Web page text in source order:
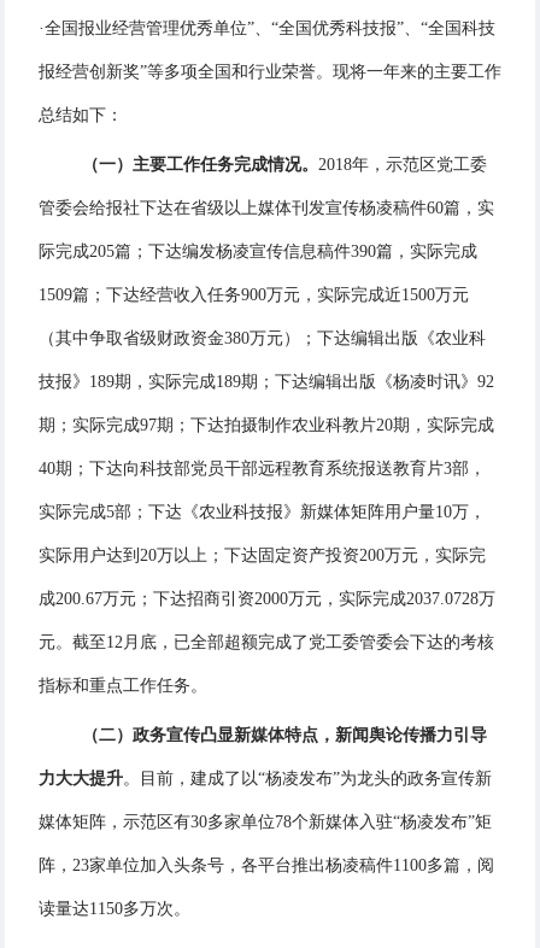
·全国报业经营管理优秀单位”、“全国优秀科技报”、“全国科技
报经营创新奖”等多项全国和行业荣誉。现将一年来的主要工作
总结如下：
（一）主要工作任务完成情况。 2018年，示范区党工委
管委会给报社下达在省级以上媒体刊发宣传杨凌稿件60篇，实
际完成205篇；下达编发杨凌宣传信息稿件390篇，实际完成
1509篇；下达经营收入任务900万元，实际完成近1500万元
（其中争取省级财政资金380万元）；下达编辑出版《农业科
技报》189期，实际完成189期；下达编辑出版《杨凌时讯》92
期；实际完成97期；下达拍摄制作农业科教片20期，实际完成
40期；下达向科技部党员干部远程教育系统报送教育片3部，
实际完成5部；下达《农业科技报》新媒体矩阵用户量10万，
实际用户达到20万以上；下达固定资产投资200万元，实际完
成200.67万元；下达招商引资2000万元，实际完成2037.0728万
元。截至12月底，已全部超额完成了党工委管委会下达的考核
指标和重点工作任务。
（二）政务宣传凸显新媒体特点，新闻舆论传播力引导
力大大提升。目前，建成了以“杨凌发布”为龙头的政务宣传新
媒体矩阵，示范区有30多家单位78个新媒体入驻“杨凌发布”矩
阵，23家单位加入头条号，各平台推出杨凌稿件1100多篇，阅
读量达1150多万次。